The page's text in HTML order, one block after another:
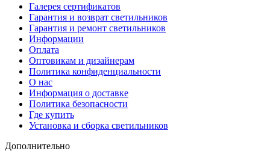
Галерея сертификатов
Гарантия и возврат светильников
Гарантия и ремонт светильников
Информации
Оплата
Оптовикам и дизайнерам
Политика конфиденциальности
О нас
Информация о доставке
Политика безопасности
Где купить
Установка и сборка светильников
Дополнительно